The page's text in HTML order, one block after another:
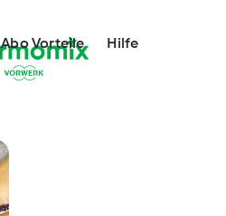
Abo Vorteile Hilfe